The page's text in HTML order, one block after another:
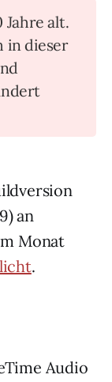
Jahre alt.
in dieser
an
Monat
.
Audio